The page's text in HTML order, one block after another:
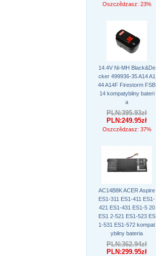
Oszczêdzasz: 23%
14.4V Ni-MH Black&De
cker 499936-35 A14 A1
44 A14F Firestorm FSB
14 kompatybilny bateri
a
PLN:395.93zł
PLN:249.95zł
Oszczêdzasz: 37%
AC14B8K ACER Aspire
ES1-311 ES1-411 ES1-
421 ES1-431 ES1-5 20
ES1 2-521 ES1-523 ES
1-531 ES1-572 kompat
ybilny bateria
PLN:362.94zł
PLN:299.95zł